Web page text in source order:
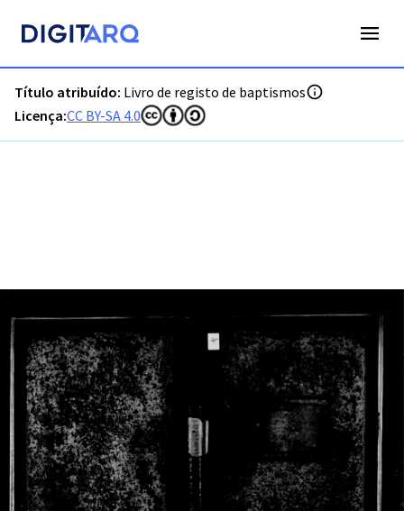
Título atribuído: Livro de registo de baptismos
Licença:CC BY-SA 4.0